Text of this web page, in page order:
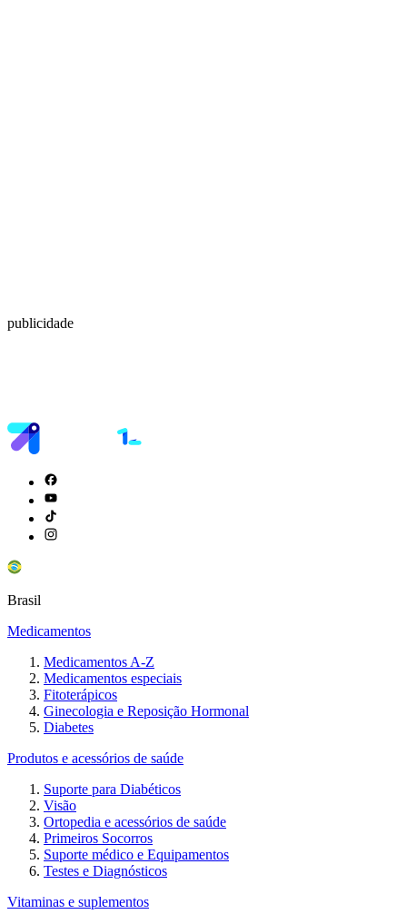
publicidade
Brasil
Medicamentos
Medicamentos A-Z
Medicamentos especiais
Fitoterápicos
Ginecologia e Reposição Hormonal
Diabetes
Produtos e acessórios de saúde
Suporte para Diabéticos
Visão
Ortopedia e acessórios de saúde
Primeiros Socorros
Suporte médico e Equipamentos
Testes e Diagnósticos
Vitaminas e suplementos